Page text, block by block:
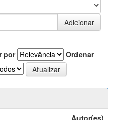
por
Ordenar
Autor(es)